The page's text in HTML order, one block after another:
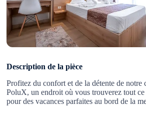
Description de la pièce
Profitez du confort et de la détente de notre
PoluX, un endroit où vous trouverez tout
pour des vacances parfaites au bord de la